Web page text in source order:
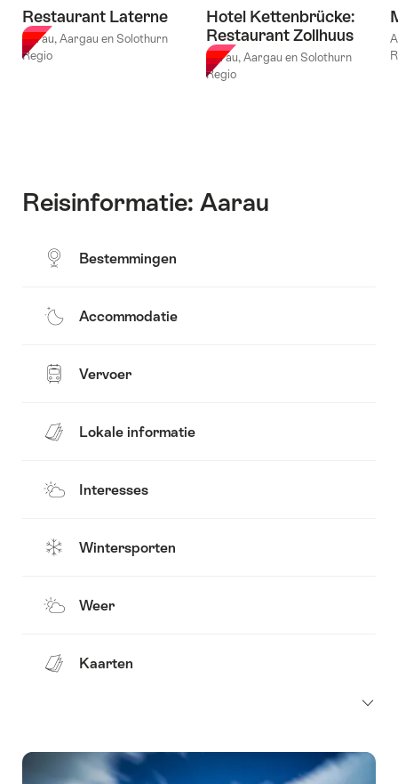
Restaurant Laterne
Aarau, Aargau en Solothurn
Regio
Hotel Kettenbrücke:
Restaurant Zollhuus
Aarau, Aargau en Solothurn
Regio
Reisinformatie: Aarau
Bestemmingen
Accommodatie
Vervoer
Lokale informatie
Interesses
Wintersporten
Weer
Kaarten